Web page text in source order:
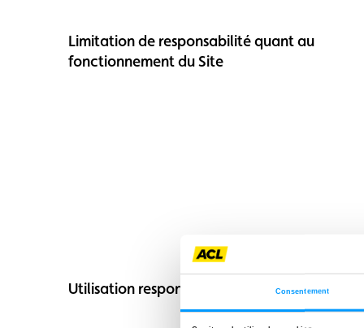
Consentement
Limitation de responsabilité quant au
fonctionnement du Site
Utilisation responsable du Site